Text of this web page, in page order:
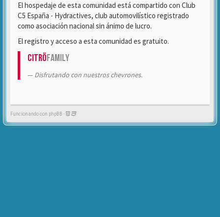
El hospedaje de esta comunidad está compartido con Club
C5 España - Hydractives, club automovilístico registrado
como asociación nacional sin ánimo de lucro.
El registro y acceso a esta comunidad es gratuito.
CitröFamily
Disfrutando con nuestros chevrones.
Funcionando con phpBB -